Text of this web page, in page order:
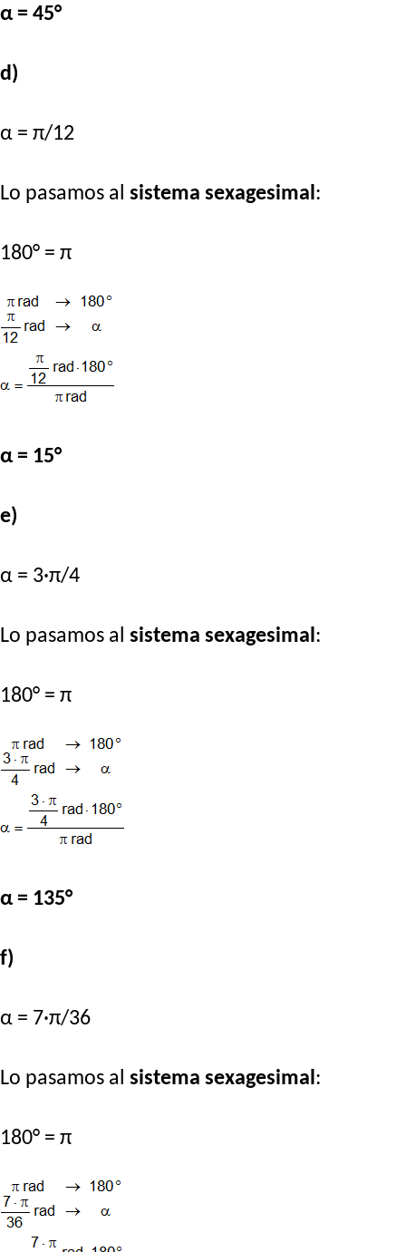
α = 45°
d)
α = π/12
Lo pasamos al sistema sexagesimal:
180° = π
α = 15°
e)
α = 3·π/4
Lo pasamos al sistema sexagesimal:
180° = π
α = 135°
f)
α = 7·π/36
Lo pasamos al sistema sexagesimal:
180° = π